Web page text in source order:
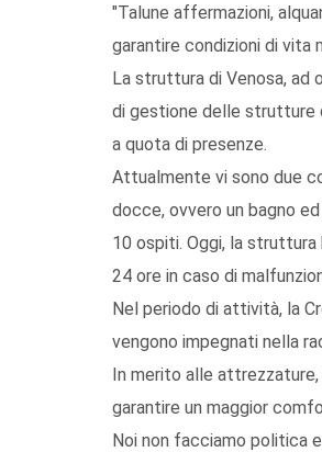
"Talune affermazioni,
garantire condizioni di vita
La struttura di Venosa, ad
di gestione delle strutture
a quota di presenze.
Attualmente vi sono due
docce, ovvero un bagno
10 ospiti. Oggi, la
24 ore in caso di
Nel periodo di attività, la
vengono impegnati nella
In merito alle
garantire un maggior
Noi non facciamo politica